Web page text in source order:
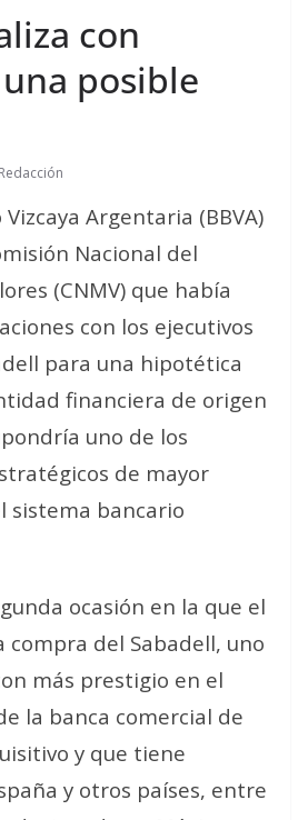
con
posible
Redacción
Argentaria (BBVA)
Nacional del
(CNMV) que había
con los ejecutivos
para una hipotética
financiera de origen
uno de los
de mayor
sistema bancario
ocasión en la que el
compra del Sabadell, uno
más prestigio en el
la banca comercial de
y que tiene
y otros países, entre